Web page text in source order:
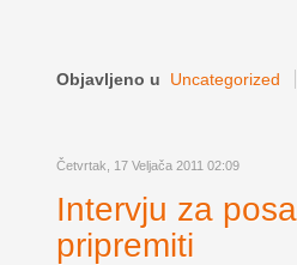
Objavljeno u Uncategorized
Četvrtak, 17 Veljača 2011 02:09
Intervju za
pripremiti